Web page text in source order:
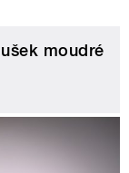
moudré